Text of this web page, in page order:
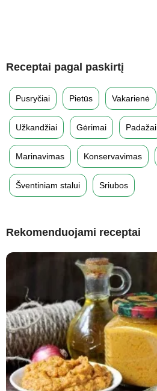
Receptai pagal paskirtį
Pusryčiai Pietūs Vakarienė
Užkandžiai Gėrimai Padažai
Marinavimas Konservavimas
Šventiniam stalui Sriubos
Rekomenduojami receptai